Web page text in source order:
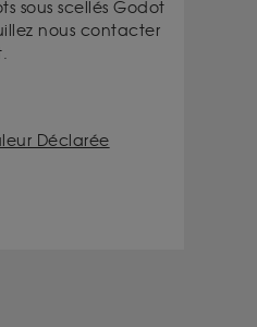
sous scellés Godot
nous contacter
Déclarée